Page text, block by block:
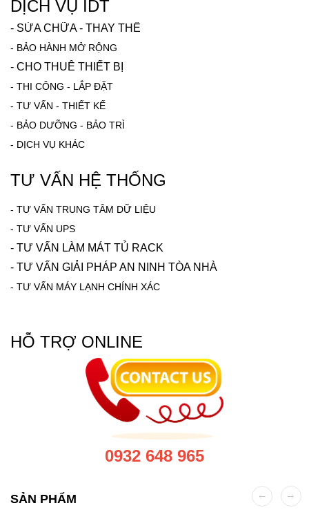
DỊCH VỤ IDT
- SỬA CHỮA - THAY THẾ
- BẢO HÀNH MỞ RỘNG
- CHO THUÊ THIẾT BỊ
- THI CÔNG - LẮP ĐẶT
- TƯ VẤN - THIẾT KẾ
- BẢO DƯỠNG - BẢO TRÌ
- DỊCH VỤ KHÁC
TƯ VẤN HỆ THỐNG
- TƯ VẤN TRUNG TÂM DỮ LIỆU
- TƯ VẤN UPS
- TƯ VẤN LÀM MÁT TỦ RACK
- TƯ VẤN GIẢI PHÁP AN NINH TÒA NHÀ
- TƯ VẤN MÁY LẠNH CHÍNH XÁC
HỖ TRỢ ONLINE
0932 648 965
SẢN PHẨM